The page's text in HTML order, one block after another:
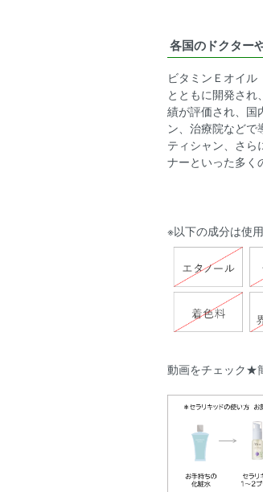
各国のドクター
ビタミンＥオイル
とともに開発さ
績が評価され、国
ン、治療院などで
ティシャン、さら
ナーといった多く
※以下の成分は使
動画をチェック★